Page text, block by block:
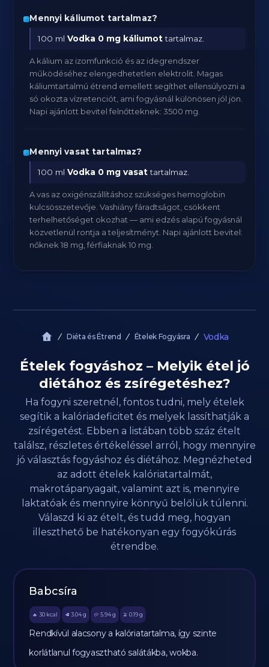
Mennyi káliumot tartalmaz?
100 mlVodka 0 mg káliumottartalmaz.
A kálium az izomfunkció és az idegrendszer
működéséhez elengedhetetlen elektrolit. Magas
káliumtartalmú étrend emellett segíthet ellensúlyozni a
só okozta vízretenciót, ami fogyásnál különösen jól jön.
Napi ajánlott bevitel felnőtteknek: 3500 mg.
Mennyi vasat tartalmaz?
100 mlVodka 0 mg vasattartalmaz.
A vas az oxigénszállításhoz szükséges hemoglobin
kulcsösszetevője. Vashiány fáradtságot, csökkent
terhelhetőséget okozhat — ami edzés alapú fogyásnál
közvetlenül rontja a teljesítményt. Napi ajánlott bevitel:
nőknek 18 mg, férfiaknak 10 mg.
Diéta és Étrend Ételek Fogyásra Vodka
Ételek fogyáshoz – Melyik étel jó
diétához és zsírégetéshez?
Ha fogyni szeretnél, fontos tudni, mely ételek
segítik a kalóriadeficitet és melyek lassíthatják a
zsírégetést. Ebben a listában több száz ételt
találsz, részletes értékeléssel arról, hogy mennyire
jó választás fogyáshoz és diétához. Megnézheted
az adott ételek kalóriatartalmát,
makrotápanyagait, valamint azt is, mennyire
laktatóak és mennyire könnyű belőlük túlenni.
Válaszd ki az ételt, és tudd meg, hogyan
illeszthető be hatékonyan egy fogyókúrás
étrendbe.
Babcsíra
🔥 30 kcal 🥩 3.04 g 🥔 5.94g 🫒 0.19 g
Rendkívül alacsony a kalóriatartalma, így szinte
korlátlanul fogyasztható salátákba, wokba.